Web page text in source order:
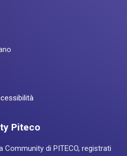
Piteco
di PITECO, registrati